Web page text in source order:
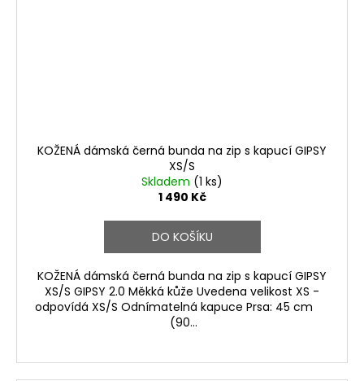
KOŽENÁ dámská černá bunda na zip s kapucí GIPSY
XS/S
Skladem (1 ks)
1 490 Kč
DO KOŠÍKU
KOŽENÁ dámská černá bunda na zip s kapucí GIPSY
XS/S GIPSY 2.0 Měkká kůže Uvedena velikost XS -
odpovídá XS/S Odnímatelná kapuce Prsa: 45 cm
(90...